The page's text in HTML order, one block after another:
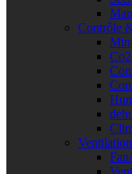
Contrôle
Co2
Ventilation